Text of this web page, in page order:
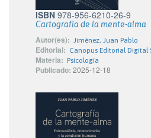
ISBN 978-956-6210-26-9
Cartografía de la mente-alma
Autor(es): Jiménez, Juan Pablo
Editorial: Canopus Editorial Digital
Materia: Psicología
Publicado: 2025-12-18